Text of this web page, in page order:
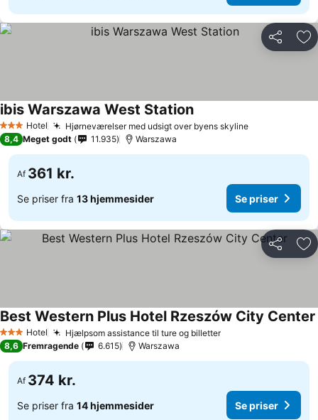
Del
3 StjernerHotel Hjørneværelser med udsigt over byens skylineSe priser
ibis Warszawa West StationSe priser
8,4 Meget godt 11.935 Warszawa
Af 361 kr.
Se priser fra 13 hjemmesider Se priser
Del
3 StjernerHotel Hjælpsom assistance til ture og billetterSe priser
Best Western Plus Hotel Rzeszów City Center
8,6 Fremragende 6.615 Warszawa
Af 374 kr.
Se priser fra 14 hjemmesider Se priser